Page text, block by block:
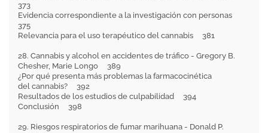
373
Evidencia correspondiente a la investigación con personas
375
Relevancia para el uso terapéutico del cannabis 381
28. Cannabis y alcohol en accidentes de tráfico - Gregory B.
Chesher, Marie Longo 389
¿Por qué presenta más problemas la farmacocinética
del cannabis? 392
Resultados de los estudios de culpabilidad 394
Conclusión 398
29. Riesgos respiratorios de fumar marihuana - Donald P.